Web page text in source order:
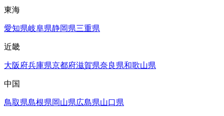
東海
愛知県岐阜県静岡県三重県
近畿
大阪府兵庫県京都府滋賀県奈良県和歌山県
中国
鳥取県島根県岡山県広島県山口県